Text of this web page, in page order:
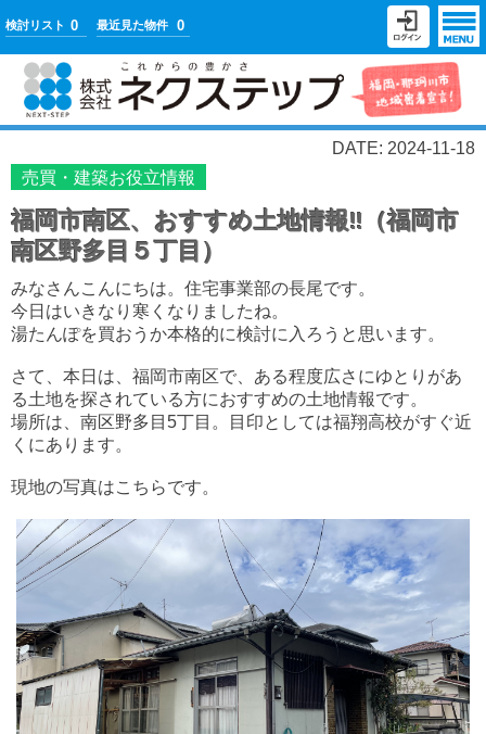
検討リスト 0 最近見た物件 0
DATE: 2024-11-18
売買・建築お役立情報
福岡市南区、おすすめ土地情報‼（福岡市
南区野多目５丁目）
みなさんこんにちは。 住宅事業部の長尾です。
今日はいきなり寒くなりましたね。
湯たんぽを買おうか本格的に検討に入ろうと思います。
さて、本日は、福岡市南区で、ある程度広さにゆとりがあ
る土地を探されている方におすすめの土地情報です。
場所は、南区野多目5丁目。目印としては福翔高校がすぐ近
くにあります。
現地の写真はこちらです。